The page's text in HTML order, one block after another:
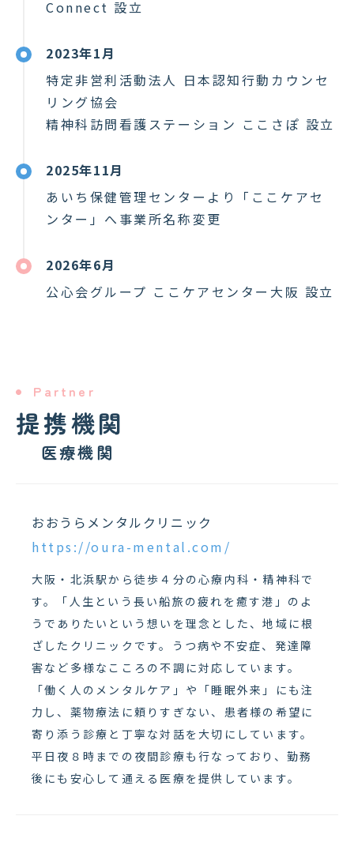
Connect 設立
2023年1月
特定非営利活動法人 日本認知行動カウンセ
リング協会
精神科訪問看護ステーション ここさぽ 設立
2025年11月
あいち保健管理センターより「ここケアセ
ンター」へ事業所名称変更
2026年6月
公心会グループ ここケアセンター大阪 設立
Partner
提携機関
医療機関
おおうらメンタルクリニック
https://oura-mental.com/
大阪・北浜駅から徒歩４分の心療内科・精神科で
す。「人生という長い船旅の疲れを癒す港」のよ
うでありたいという想いを理念とした、地域に根
ざしたクリニックです。うつ病や不安症、発達障
害など多様なこころの不調に対応しています。
「働く人のメンタルケア」や「睡眠外来」にも注
力し、薬物療法に頼りすぎない、患者様の希望に
寄り添う診療と丁寧な対話を大切にしています。
平日夜８時までの夜間診療も行なっており、勤務
後にも安心して通える医療を提供しています。